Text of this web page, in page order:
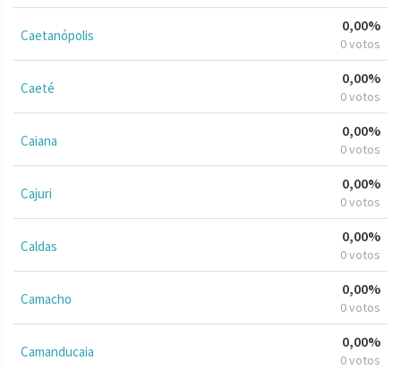
Caetanópolis
0,00%
0 votos
Caeté
0,00%
0 votos
Caiana
0,00%
0 votos
Cajuri
0,00%
0 votos
Caldas
0,00%
0 votos
Camacho
0,00%
0 votos
Camanducaia
0,00%
0 votos